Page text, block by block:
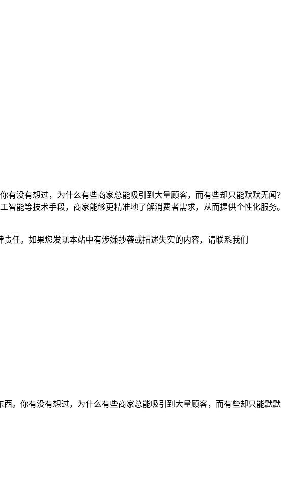
没有想过，为什么有些商家总能吸引到大量顾客，而有些却只能默默无闻？
能等技术手段，商家能够更精准地了解消费者需求，从而提供个性化服务。
任。如果您发现本站中有涉嫌抄袭或描述失实的内容，请联系我们
。你有没有想过，为什么有些商家总能吸引到大量顾客，而有些却只能默默